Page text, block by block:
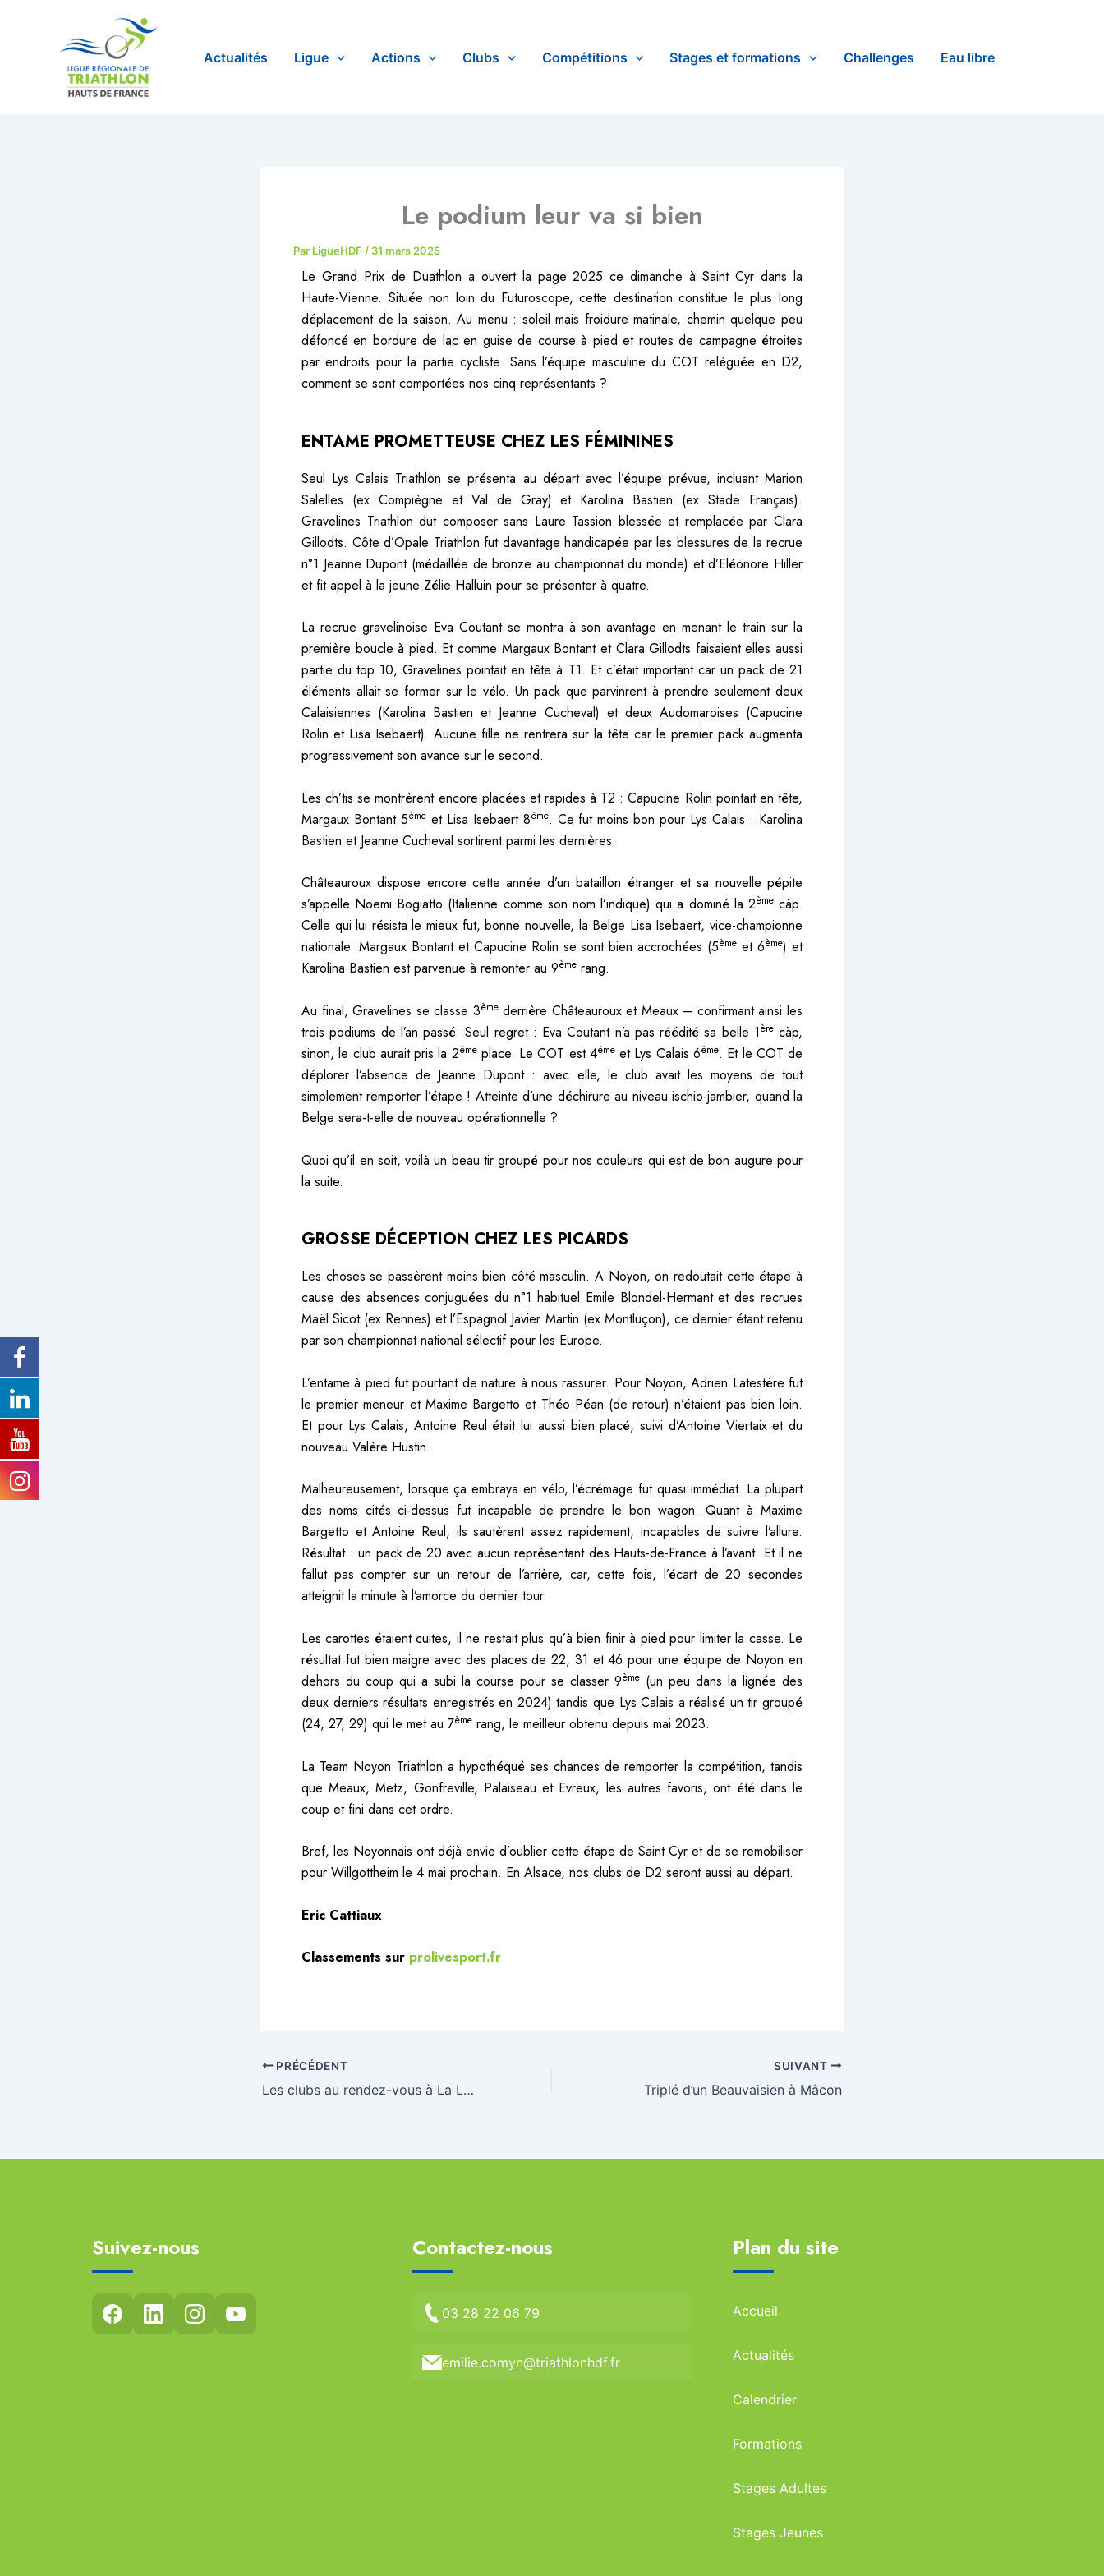
Actualités Ligue Actions Clubs Compétitions Stages et formations Challenges Eau libre
Le podium leur va si bien
Par LigueHDF / 31 mars 2025
Le Grand Prix de Duathlon a ouvert la page 2025 ce dimanche à Saint Cyr dans la
Haute-Vienne. Située non loin du Futuroscope, cette destination constitue le plus long
déplacement de la saison. Au menu : soleil mais froidure matinale, chemin quelque peu
défoncé en bordure de lac en guise de course à pied et routes de campagne étroites
par endroits pour la partie cycliste. Sans l’équipe masculine du COT reléguée en D2,
comment se sont comportées nos cinq représentants ?
ENTAME PROMETTEUSE CHEZ LES FÉMININES
Seul Lys Calais Triathlon se présenta au départ avec l’équipe prévue, incluant Marion
Salelles (ex Compiègne et Val de Gray) et Karolina Bastien (ex Stade Français).
Gravelines Triathlon dut composer sans Laure Tassion blessée et remplacée par Clara
Gillodts. Côte d’Opale Triathlon fut davantage handicapée par les blessures de la recrue
n°1 Jeanne Dupont (médaillée de bronze au championnat du monde) et d’Eléonore Hiller
et fit appel à la jeune Zélie Halluin pour se présenter à quatre.
La recrue gravelinoise Eva Coutant se montra à son avantage en menant le train sur la
première boucle à pied. Et comme Margaux Bontant et Clara Gillodts faisaient elles aussi
partie du top 10, Gravelines pointait en tête à T1. Et c’était important car un pack de 21
éléments allait se former sur le vélo. Un pack que parvinrent à prendre seulement deux
Calaisiennes (Karolina Bastien et Jeanne Cucheval) et deux Audomaroises (Capucine
Rolin et Lisa Isebaert). Aucune fille ne rentrera sur la tête car le premier pack augmenta
progressivement son avance sur le second.
Les ch’tis se montrèrent encore placées et rapides à T2 : Capucine Rolin pointait en tête,
Margaux Bontant 5èmeet Lisa Isebaert 8ème. Ce fut moins bon pour Lys Calais : Karolina
Bastien et Jeanne Cucheval sortirent parmi les dernières.
Châteauroux dispose encore cette année d’un bataillon étranger et sa nouvelle pépite
s’appelle Noemi Bogiatto (Italienne comme son nom l’indique) qui a dominé la 2èmecàp.
Celle qui lui résista le mieux fut, bonne nouvelle, la Belge Lisa Isebaert, vice-championne
nationale. Margaux Bontant et Capucine Rolin se sont bien accrochées (5ème et 6ème) et
Karolina Bastien est parvenue à remonter au 9ème rang.
Au final, Gravelines se classe 3èmederrière Châteauroux et Meaux – confirmant ainsi les
trois podiums de l’an passé. Seul regret : Eva Coutant n’a pas réédité sa belle 1èrecàp,
sinon, le club aurait pris la 2èmeplace. Le COT est 4èmeet Lys Calais 6ème. Et le COT de
déplorer l’absence de Jeanne Dupont : avec elle, le club avait les moyens de tout
simplement remporter l’étape ! Atteinte d’une déchirure au niveau ischio-jambier, quand la
Belge sera-t-elle de nouveau opérationnelle ?
Quoi qu’il en soit, voilà un beau tir groupé pour nos couleurs qui est de bon augure pour
la suite.
GROSSE DÉCEPTION CHEZ LES PICARDS
Les choses se passèrent moins bien côté masculin. A Noyon, on redoutait cette étape à
cause des absences conjuguées du n°1 habituel Emile Blondel-Hermant et des recrues
Maël Sicot (ex Rennes) et l’Espagnol Javier Martin (ex Montluçon), ce dernier étant retenu
par son championnat national sélectif pour les Europe.
L’entame à pied fut pourtant de nature à nous rassurer. Pour Noyon, Adrien Latestère fut
le premier meneur et Maxime Bargetto et Théo Péan (de retour) n’étaient pas bien loin.
Et pour Lys Calais, Antoine Reul était lui aussi bien placé, suivi d’Antoine Viertaix et du
nouveau Valère Hustin.
Malheureusement, lorsque ça embraya en vélo, l’écrémage fut quasi immédiat. La plupart
des noms cités ci-dessus fut incapable de prendre le bon wagon. Quant à Maxime
Bargetto et Antoine Reul, ils sautèrent assez rapidement, incapables de suivre l’allure.
Résultat : un pack de 20 avec aucun représentant des Hauts-de-France à l’avant. Et il ne
fallut pas compter sur un retour de l’arrière, car, cette fois, l’écart de 20 secondes
atteignit la minute à l’amorce du dernier tour.
Les carottes étaient cuites, il ne restait plus qu’à bien finir à pied pour limiter la casse. Le
résultat fut bien maigre avec des places de 22, 31 et 46 pour une équipe de Noyon en
dehors du coup qui a subi la course pour se classer 9ème (un peu dans la lignée des
deux derniers résultats enregistrés en 2024) tandis que Lys Calais a réalisé un tir groupé
(24, 27, 29) qui le met au 7ème rang, le meilleur obtenu depuis mai 2023.
La Team Noyon Triathlon a hypothéqué ses chances de remporter la compétition, tandis
que Meaux, Metz, Gonfreville, Palaiseau et Evreux, les autres favoris, ont été dans le
coup et fini dans cet ordre.
Bref, les Noyonnais ont déjà envie d’oublier cette étape de Saint Cyr et de se remobiliser
pour Willgottheim le 4 mai prochain. En Alsace, nos clubs de D2 seront aussi au départ.
Eric Cattiaux
Classements sur prolivesport.fr
PRÉCÉDENT
Les clubs au rendez-vous à La Longueville
SUIVANT
Triplé d’un Beauvaisien à Mâcon
Suivez-nous Contactez-nous
03 28 22 06 79
emilie.comyn@triathlonhdf.fr
Plan du site
Accueil
Actualités
Calendrier
Formations
Stages Adultes
Stages Jeunes